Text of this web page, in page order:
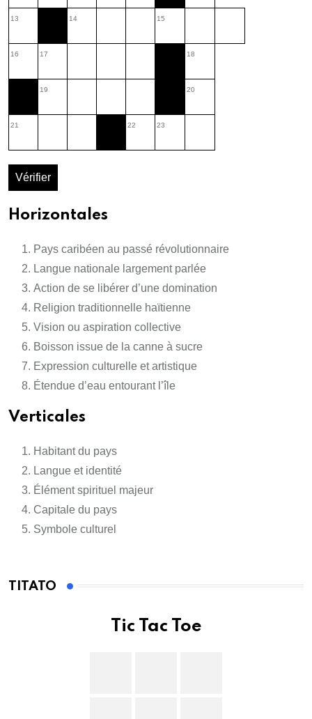
13 14 15
16 17 18
19 20
21 22 23
Vérifier
Horizontales
Pays caribéen au passé révolutionnaire
Langue nationale largement parlée
Action de se libérer d’une domination
Religion traditionnelle haïtienne
Vision ou aspiration collective
Boisson issue de la canne à sucre
Expression culturelle et artistique
Étendue d’eau entourant l’île
Verticales
Habitant du pays
Langue et identité
Élément spirituel majeur
Capitale du pays
Symbole culturel
TITATO
Tic Tac Toe